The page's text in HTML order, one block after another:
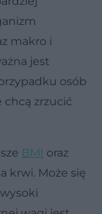
makro i
jest
osób
chcą zrzucić
BMI oraz
krwi. Może się